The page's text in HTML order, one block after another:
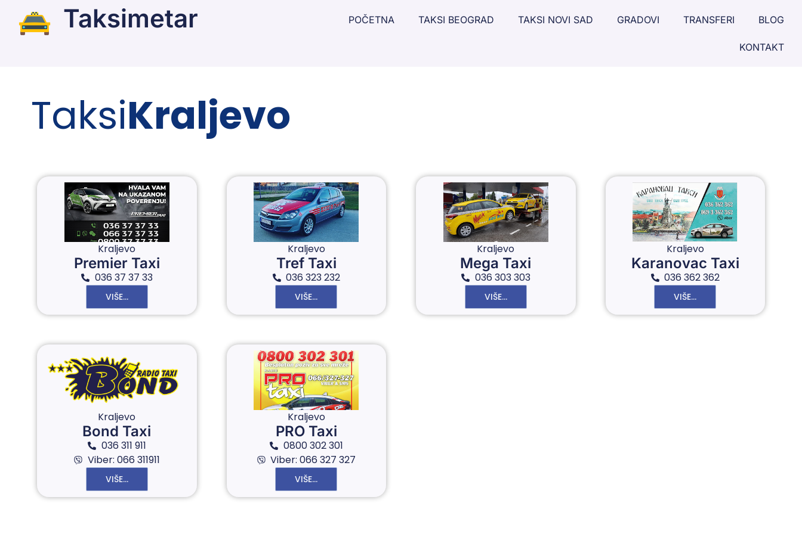
Taksimetar POČETNA TAKSI BEOGRAD TAKSI NOVI SAD GRADOVI TRANSFERI BLOG
KONTAKT
TaksiKraljevo
Kraljevo
Premier Taxi
036 37 37 33
VIŠE...
Kraljevo
Tref Taxi
036 323 232
VIŠE...
Kraljevo
Mega Taxi
036 303 303
VIŠE...
Kraljevo
Karanovac Taxi
036 362 362
VIŠE...
Kraljevo
Bond Taxi
036 311 911
Viber: 066 311911
VIŠE...
Kraljevo
PRO Taxi
0800 302 301
Viber: 066 327 327
VIŠE...